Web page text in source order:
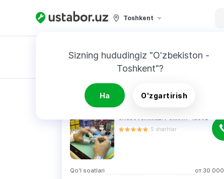
Toshkent
Sizning hududingiz "O'zbekiston -
Toshkent"?
Ha O'zgartirish
QIDIRUV NATIJALARI
chasovshik.uz. Ремонт часов
5 sharhlar
Qo'l soatlari от 30 000